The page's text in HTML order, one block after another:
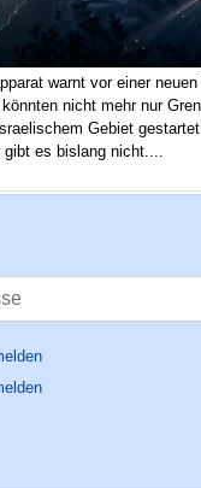
warnt vor einer neuen
nicht mehr nur
Gebiet
gibt es bislang nicht....